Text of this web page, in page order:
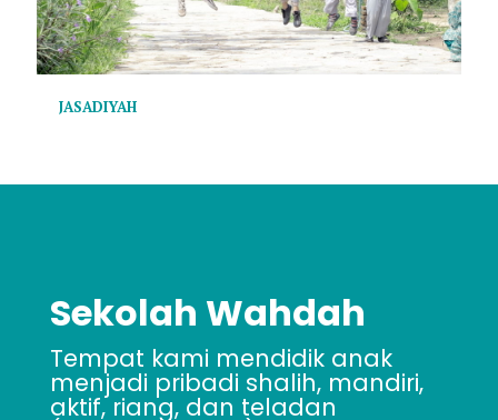
JASADIYAH
Sekolah Wahdah
Tempat kami mendidik anak
menjadi pribadi shalih, mandiri,
aktif, riang, dan teladan